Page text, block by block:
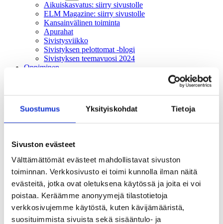
Suostumus Yksityiskohdat Tietoja
Sivuston evästeet
Välttämättömät evästeet mahdollistavat sivuston
toiminnan. Verkkosivusto ei toimi kunnolla ilman näitä
evästeitä, jotka ovat oletuksena käytössä ja joita ei voi
poistaa. Keräämme anonyymejä tilastotietoja
verkkosivujemme käytöstä, kuten kävijämääristä,
suosituimmista sivuista sekä sisääntulo- ja
Aikuiskasvatus: siirry sivustolle
ELM Magazine: siirry sivustolle
Kansainvälinen toiminta
Apurahat
Sivistysviikko
Sivistyksen pelottomat -blogi
Sivistyksen teemavuosi 2024
Oppiminen
Hallinto
Vuosikertomukset
Sivistyspalkinto
Turvallisemman tilan periaatteet
Yhteystiedot
Medialle
Tee lahjoitus
Kvs-säätiön verkkokauppa
Yhteystiedot